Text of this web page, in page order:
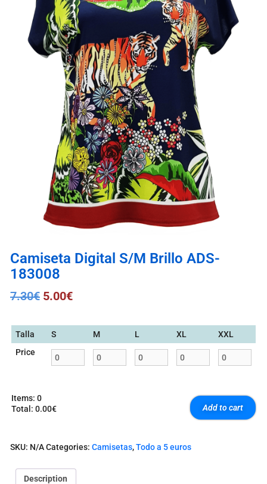
Camiseta Digital S/M Brillo ADS-
183008
7.30€ 5.00€
Talla S M L XL
XXL
Price
Items: 0
Total : 0.00€
e
Add to cart
SKU: N/ACategories: Camisetas,Todo a 5 euros
Description